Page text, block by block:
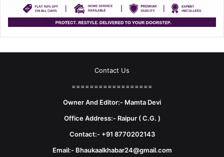
Contact Us
==================
Owner And Editor:- Mamta Devi
Office Address:- Raipur ( C.G. )
Contact:- +91 8770202143
Email:- Bhaukaalkhabar24@gmail.com